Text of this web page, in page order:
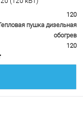
120
пушка дизельная
обогрев
120